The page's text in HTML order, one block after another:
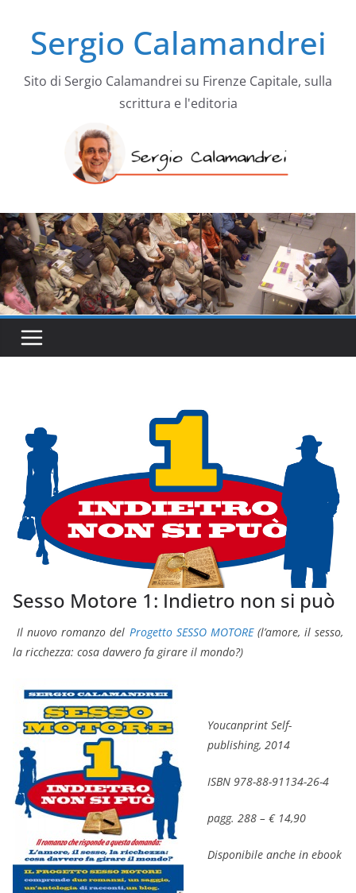
contenutoSergio Calamandrei
Sito di Sergio Calamandrei su Firenze Capitale, sulla
scrittura e l'editoria
Sesso Motore 1: Indietro non si può
Il nuovo romanzo del Progetto SESSO MOTORE(l’amore, il sesso,
la ricchezza: cosa davvero fa girare il mondo?)
Youcanprint Self-
publishing, 2014
ISBN 978-88-91134-26-4
pagg. 288 – € 14,90
Disponibile anche in ebook